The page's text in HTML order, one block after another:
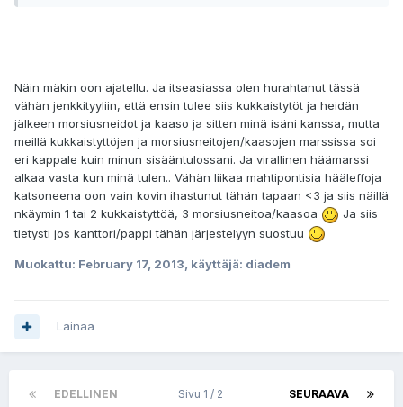
Näin mäkin oon ajatellu. Ja itseasiassa olen hurahtanut tässä
vähän jenkkityyliin, että ensin tulee siis kukkaistytöt ja heidän
jälkeen morsiusneidot ja kaaso ja sitten minä isäni kanssa, mutta
meillä kukkaistyttöjen ja morsiusneitojen/kaasojen marssissa soi
eri kappale kuin minun sisääntulossani. Ja virallinen häämarssi
alkaa vasta kun minä tulen.. Vähän liikaa mahtipontisia hääleffoja
katsoneena oon vain kovin ihastunut tähän tapaan <3 ja siis näillä
nkäymin 1 tai 2 kukkaistyttöä, 3 morsiusneitoa/kaasoa
Ja siis
tietysti jos kanttori/pappi tähän järjestelyyn suostuu
Muokattu: February 17, 2013, käyttäjä: diadem
Lainaa
EDELLINEN SEURAAVA
Sivu 1 / 2